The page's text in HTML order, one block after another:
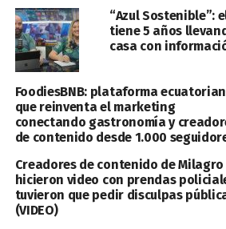
“Azul Sostenible”:
tiene 5 años
casa con
FoodiesBNB: plataforma
que reinventa el marketing
conectando gastronomía y
de contenido desde 1.000
Creadores de contenido de Milagro
hicieron video con prendas
tuvieron que pedir disculpas
(VIDEO)